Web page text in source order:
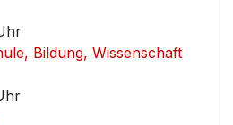
Bildung, Wissenschaft